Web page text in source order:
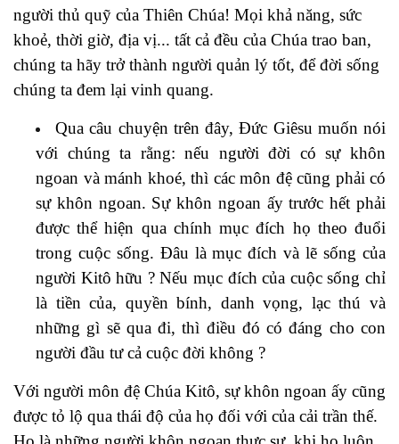
người thủ quỹ của Thiên Chúa! Mọi khả năng, sức
khoẻ, thời giờ, địa vị... tất cả đều của Chúa trao ban,
chúng ta hãy trở thành người quản lý tốt, để đời sống
chúng ta đem lại vinh quang.
Qua câu chuyện trên đây, Đức Giêsu muốn nói
với chúng ta rằng: nếu người đời có sự khôn
ngoan và mánh khoé, thì các môn đệ cũng phải có
sự khôn ngoan. Sự khôn ngoan ấy trước hết phải
được thể hiện qua chính mục đích họ theo đuổi
trong cuộc sống. Đâu là mục đích và lẽ sống của
người Kitô hữu ? Nếu mục đích của cuộc sống chỉ
là tiền của, quyền bính, danh vọng, lạc thú và
những gì sẽ qua đi, thì điều đó có đáng cho con
người đầu tư cả cuộc đời không ?
Với người môn đệ Chúa Kitô, sự khôn ngoan ấy cũng
được tỏ lộ qua thái độ của họ đối với của cải trần thế.